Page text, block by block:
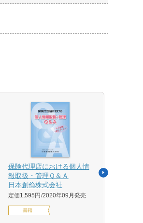
保険代理店における個人情
報取扱・管理Ｑ＆Ａ
日本創倫株式会社
定価1,595円 2020年09月発売
書籍